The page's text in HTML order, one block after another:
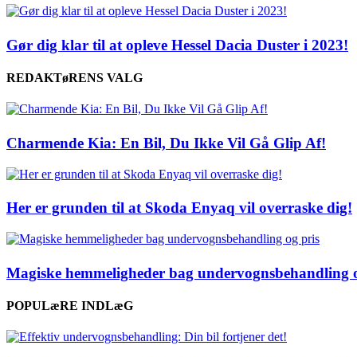
Gør dig klar til at opleve Hessel Dacia Duster i 2023!
REDAKTøRENS VALG
Charmende Kia: En Bil, Du Ikke Vil Gå Glip Af!
Her er grunden til at Skoda Enyaq vil overraske dig!
Magiske hemmeligheder bag undervognsbehandling
POPULæRE INDLæG